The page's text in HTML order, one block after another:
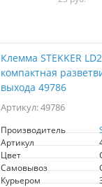
Клемма STEKKER
компактная
выхода 49786
Артикул: 49786
Производитель
Артикул
Цвет
Самовывоз
Курьером